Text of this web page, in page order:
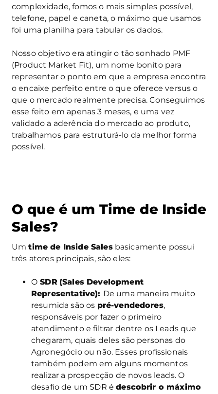
complexidade, fomos o mais simples possível,
telefone, papel e caneta, o máximo que usamos
foi uma planilha para tabular os dados.
Nosso objetivo era atingir o tão sonhado PMF
(Product Market Fit), um nome bonito para
representar o ponto em que a empresa encontra
o encaixe perfeito entre o que oferece versus o
que o mercado realmente precisa. Conseguimos
esse feito em apenas 3 meses, e uma vez
validado a aderência do mercado ao produto,
trabalhamos para estruturá-lo da melhor forma
possível.
O que é um Time de Inside
Sales?
Umtime de Inside Salesbasicamente possui
três atores principais, são eles:
O SDR (Sales Development
Representative): De uma maneira muito
resumida são os pré-vendedores,
responsáveis por fazer o primeiro
atendimento e filtrar dentre os Leads que
chegaram, quais deles são personas do
Agronegócio ou não. Esses profissionais
também podem em alguns momentos
realizar a prospecção de novos leads. O
desafio de um SDR édescobrir o máximo